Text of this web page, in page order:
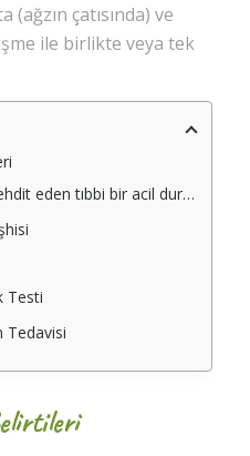
çatısında) ve
ile birlikte veya tek
bir acil durumdur. Belirtiler şunları içerir:
Testi
Tedavisi